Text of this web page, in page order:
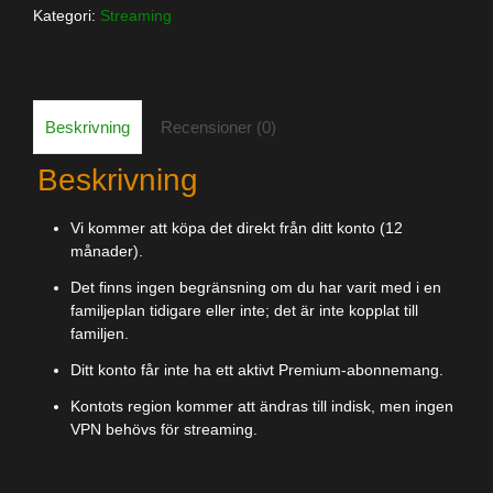
Kategori: Streaming
Beskrivning Recensioner (0)
Beskrivning
Vi kommer att köpa det direkt från ditt konto (12
månader).
Det finns ingen begränsning om du har varit med i en
familjeplan tidigare eller inte; det är inte kopplat till
familjen.
Ditt konto får inte ha ett aktivt Premium-abonnemang.
Kontots region kommer att ändras till indisk, men ingen
VPN behövs för streaming.